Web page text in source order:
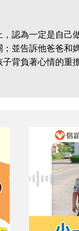
認為一定是自己
並告訴他爸爸和
背負著心情的重擔